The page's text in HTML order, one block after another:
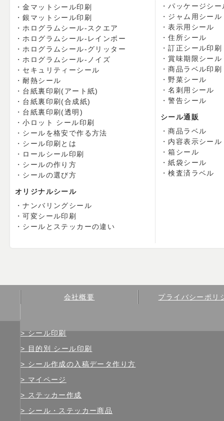
金マットシール印刷
銀マットシール印刷
ホログラムシール-スクエア
ホログラムシール-レインボー
ホログラムシール-グリッター
ホログラムシール-ノイズ
セキュリティーシール
耐熱シール
台紙裏印刷(アート紙)
台紙裏印刷(合成紙)
台紙裏印刷(透明)
小ロット シール印刷
シールを格安で作る方法
シール印刷とは
ロールシール印刷
シールの作り方
シールの選び方
オリジナルシール
ナンバリングシール
可変シール印刷
シールとステッカーの違い
パッケージシー
ジャム用シール
表示用シール
住所シール
訂正シール印刷
賞味期限シール
商品ラベル印刷
野菜シール
名刺用シール
警告シール
シール通販
商品ラベル
内容表示シール
箱シール
紙袋シール
検査済ラベル
会社概要 プライバシーポリ
シール印刷
目的別 シール印刷
シール作成の入稿データ作り方
マイページ
ステッカー作成
シール・ステッカー商品